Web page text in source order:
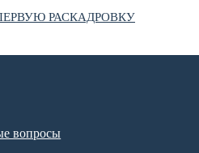
РАСКАДРОВКУ
вопросы